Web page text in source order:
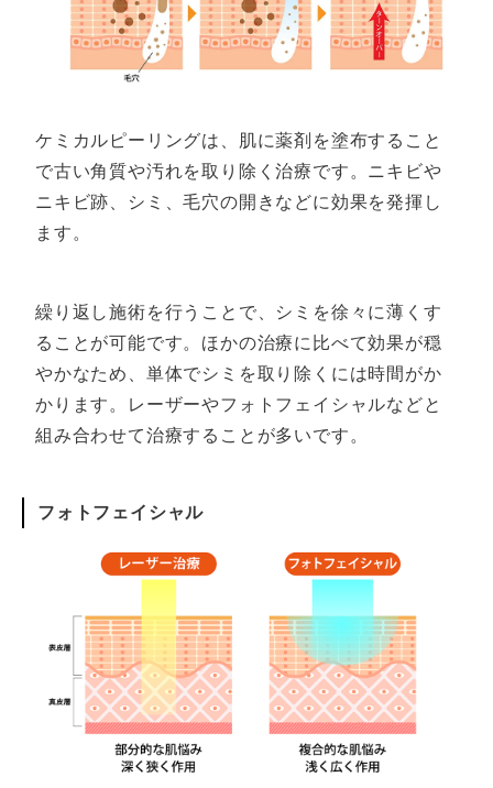
ケミカルピーリングは、肌に薬剤を塗布すること
で古い角質や汚れを取り除く治療です。ニキビや
ニキビ跡、シミ、毛穴の開きなどに効果を発揮し
ます。
繰り返し施術を行うことで、シミを徐々に薄くす
ることが可能です。ほかの治療に比べて効果が穏
やかなため、単体でシミを取り除くには時間がか
かります。レーザーやフォトフェイシャルなどと
組み合わせて治療することが多いです。
フォトフェイシャル